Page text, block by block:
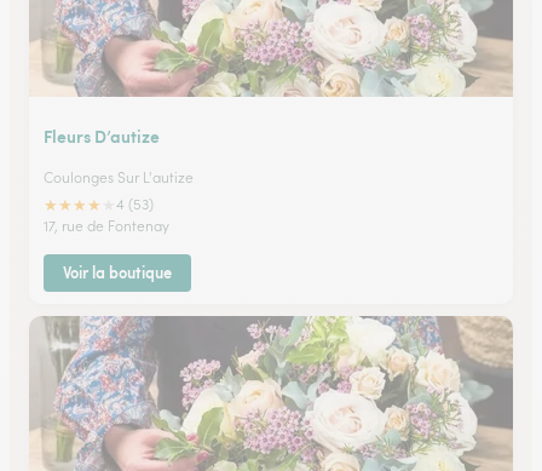
Fleurs D’autize
Coulonges Sur L'autize
★★★★
4 (53)
17, rue de Fontenay
Voir la boutique